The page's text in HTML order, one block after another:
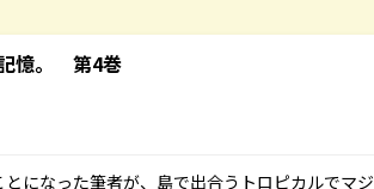
憶。 第4巻
になった筆者が、島で出合うトロピカルでマジ